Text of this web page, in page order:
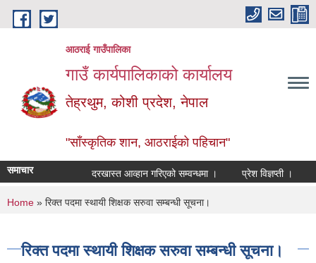
Skip to main content
आठराई गाउँपालिका
गाउँ कार्यपालिकाको कार्यालय
तेह्रथुम, कोशी प्रदेश, नेपाल
"साँस्कृतिक शान, आठराईको पहिचान"
समाचार दरखास्त आव्हान गरिएको सम्वन्धमा । प्रेश विज्ञप्ती ।
You are here
Home » रिक्त पदमा स्थायी शिक्षक सरुवा सम्बन्धी सूचना।
रिक्त पदमा स्थायी शिक्षक सरुवा सम्बन्धी सूचना।